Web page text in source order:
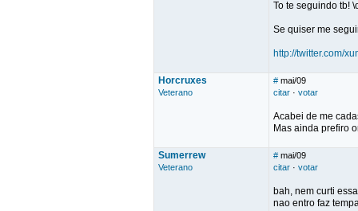
To te seguindo tb!
Se quiser me
http://twitter.com/
Horcruxes
Veterano
# mai/09
citar · votar
Acabei de me
Mas ainda prefiro
Sumerrew
Veterano
# mai/09
citar · votar
bah, nem curti
nao entro faz